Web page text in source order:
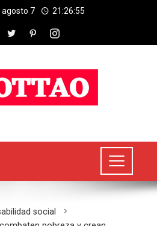
agosto 7 21:26:56
social